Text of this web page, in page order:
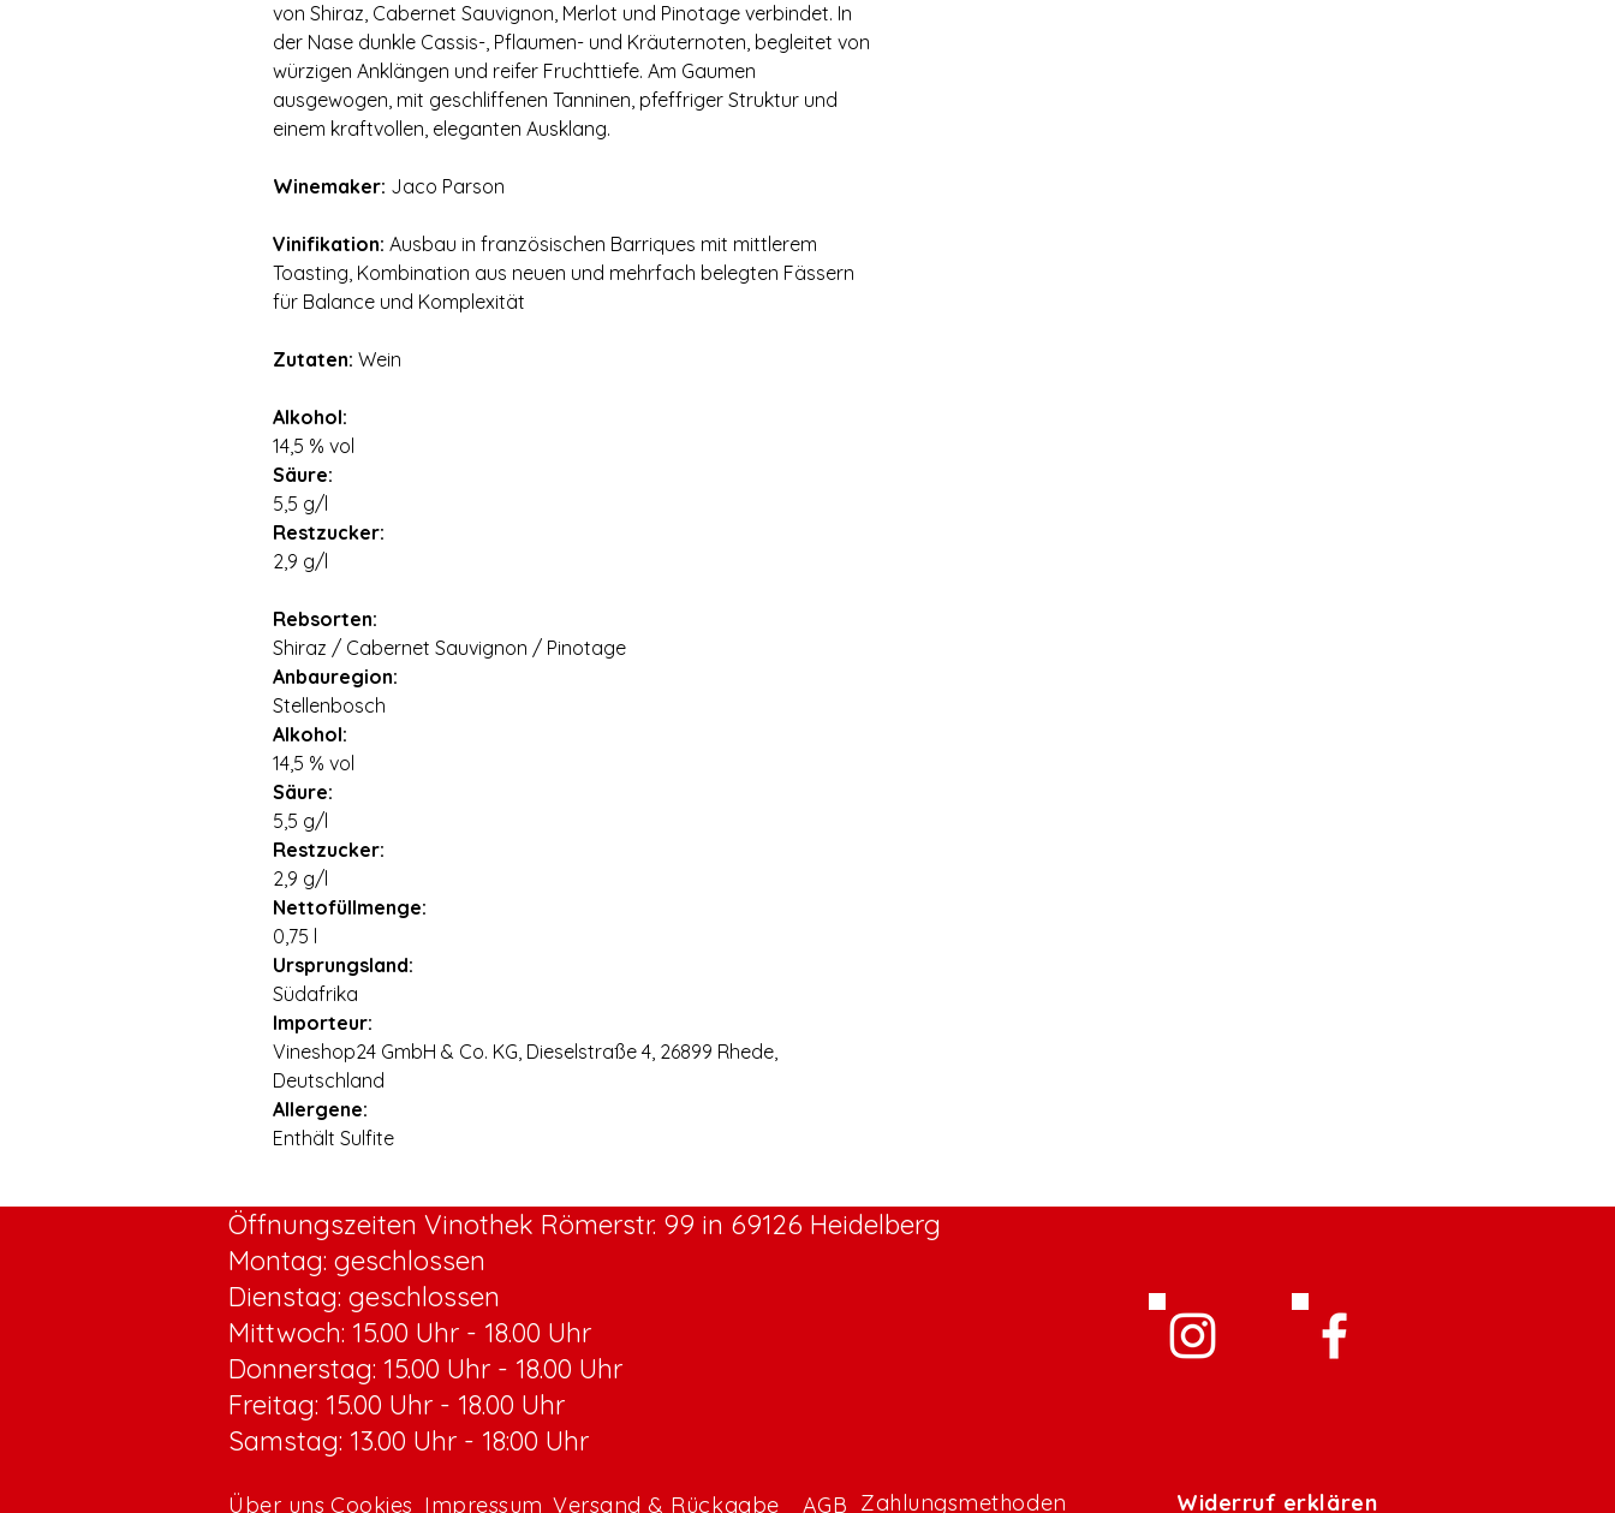
von Shiraz, Cabernet Sauvignon, Merlot und Pinotage verbindet. In
der Nase dunkle Cassis-, Pflaumen- und Kräuternoten, begleitet von
würzigen Anklängen und reifer Fruchttiefe. Am Gaumen
ausgewogen, mit geschliffenen Tanninen, pfeffriger Struktur und
einem kraftvollen, eleganten Ausklang.
Winemaker: Jaco Parson
Vinifikation: Ausbau in französischen Barriques mit mittlerem
Toasting, Kombination aus neuen und mehrfach belegten Fässern
für Balance und Komplexität
Zutaten: Wein
Alkohol:
14,5 % vol
Säure:
5,5 g/l
Restzucker:
2,9 g/l
Rebsorten:
Shiraz / Cabernet Sauvignon / Pinotage
Anbauregion:
Stellenbosch
Alkohol:
14,5 % vol
Säure:
5,5 g/l
Restzucker:
2,9 g/l
Nettofüllmenge:
0,75 l
Ursprungsland:
Südafrika
Importeur:
Vineshop24 GmbH & Co. KG, Dieselstraße 4, 26899 Rhede,
Deutschland
Allergene:
Enthält Sulfite
Öffnungszeiten Vinothek Römerstr. 99 in 69126 Heidelberg
Montag: geschlossen
Dienstag: geschlossen
Mittwoch: 15.00 Uhr - 18.00 Uhr
Donnerstag: 15.00 Uhr - 18.00 Uhr
Freitag: 15.00 Uhr - 18.00 Uhr
Samstag: 13.00 Uhr - 18:00 Uhr
Über uns Cookies Impressum Versand & Rückgabe AGB Zahlungsmethoden Widerruf erklären